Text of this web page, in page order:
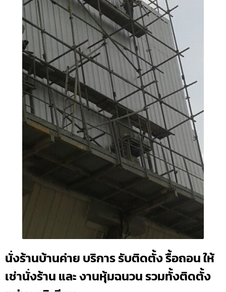
นั่งร้านบ้านค่าย บริการ รับติดตั้ง รื้อถอน ให้
เช่านั่งร้าน และ งานหุ้มฉนวน รวมทั้งติดตั้ง